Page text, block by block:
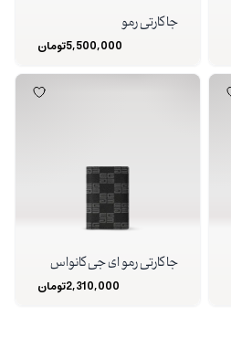
جا کارتی رمو
5,500,000تومان
جا کارتی رمو ای جی کانواس
2,310,000تومان